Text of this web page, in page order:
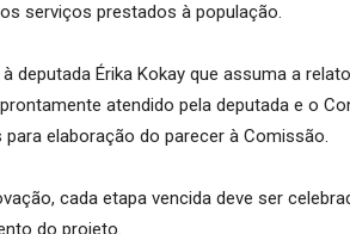
serviços prestados à população.
deputada Érika Kokay que assuma a
atendido pela deputada e o
elaboração do parecer à Comissão.
cada etapa vencida deve ser
do projeto.